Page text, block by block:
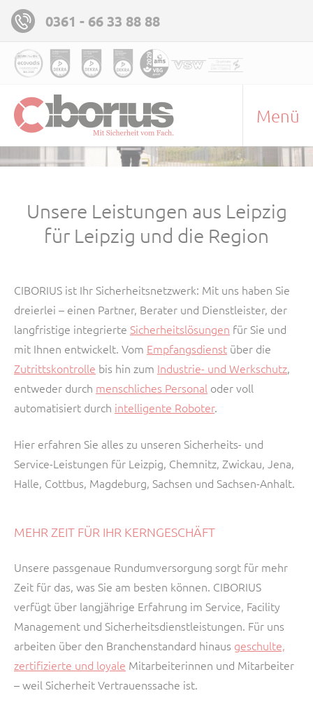
0361 - 66 33 88 88
Menü
Unsere Leistungen aus Leipzig
für Leipzig und die Region
CIBORIUS ist Ihr Sicherheitsnetzwerk: Mit uns haben Sie
dreierlei – einen Partner, Berater und Dienstleister, der
langfristige integrierte Sicherheitslösungen für Sie und
mit Ihnen entwickelt. Vom Empfangsdienst über die
Zutrittskontrolle bis hin zum Industrie- und Werkschutz,
entweder durch menschliches Personal oder voll
automatisiert durch intelligente Roboter.
Hier erfahren Sie alles zu unseren Sicherheits- und
Service-Leistungen für Leizpig, Chemnitz, Zwickau, Jena,
Halle, Cottbus, Magdeburg, Sachsen und Sachsen-Anhalt.
MEHR ZEIT FÜR IHR KERNGESCHÄFT
Unsere passgenaue Rundumversorgung sorgt für mehr
Zeit für das, was Sie am besten können. CIBORIUS
verfügt über langjährige Erfahrung im Service, Facility
Management und Sicherheitsdienstleistungen. Für uns
arbeiten über den Branchenstandard hinaus geschulte,
zertifizierte und loyale Mitarbeiterinnen und Mitarbeiter
– weil Sicherheit Vertrauenssache ist.